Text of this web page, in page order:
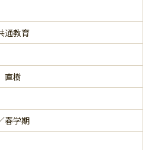
通教育
樹
春学期